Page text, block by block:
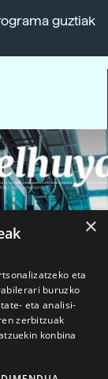
guztiak
×
eta
buruzko
eta analisi-
zerbitzuak
konbina